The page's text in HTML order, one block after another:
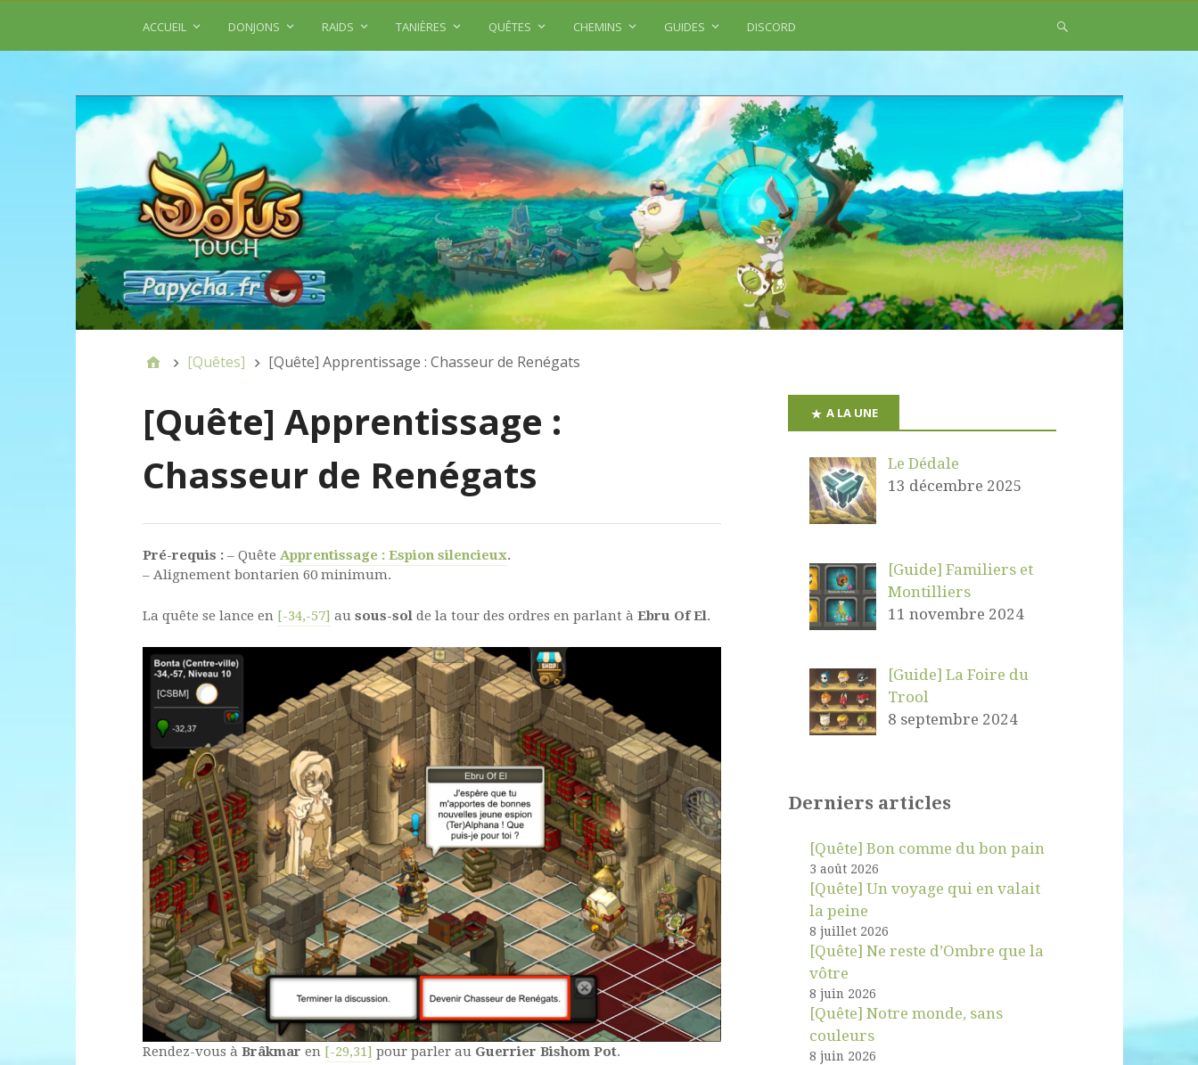
ACCUEIL DONJONS RAIDS TANIÈRES QUÊTES CHEMINS GUIDES DISCORD
[Quêtes] [Quête] Apprentissage : Chasseur de Renégats
[Quête] Apprentissage :
Chasseur de Renégats
Pré-requis :– Quête Apprentissage : Espion silencieux.
– Alignement bontarien 60 minimum.
La quête se lance en [-34,-57] au sous-sol de la tour des ordres en parlant à Ebru Of El.
Rendez-vous à Brâkmar en [-29,31] pour parler au Guerrier Bishom Pot.
A LA UNE
Le Dédale
13 décembre 2025
[Guide] Familiers et
Montilliers
11 novembre 2024
[Guide] La Foire du
Trool
8 septembre 2024
Derniers articles
[Quête] Bon comme du bon pain
3 août 2026
[Quête] Un voyage qui en valait
la peine
8 juillet 2026
[Quête] Ne reste d’Ombre que la
vôtre
8 juin 2026
[Quête] Notre monde, sans
couleurs
8 juin 2026